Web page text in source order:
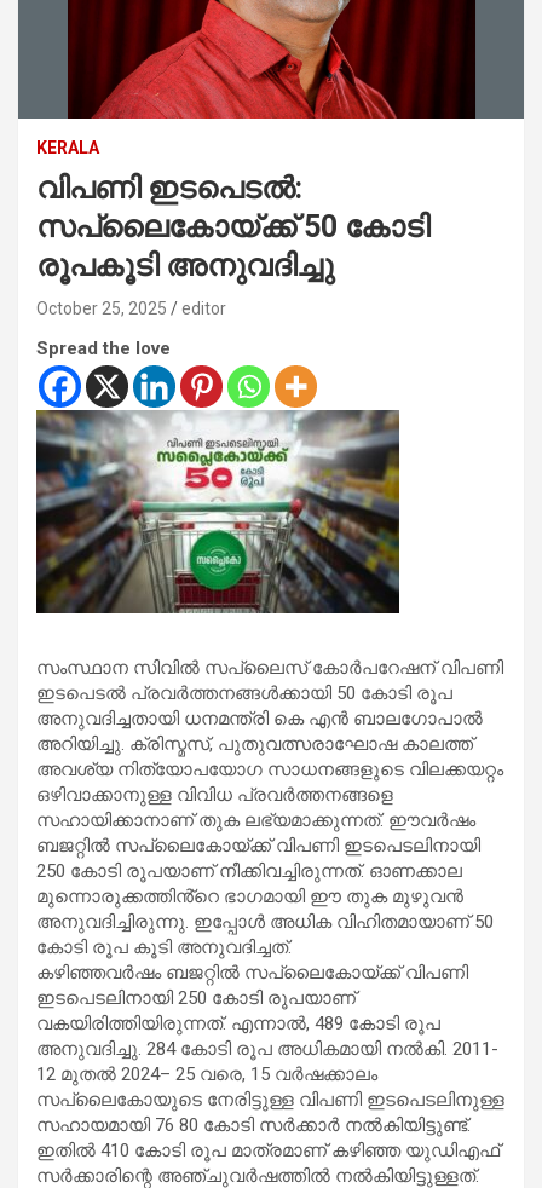
KERALA
വിപണി ഇടപെടൽ:
സപ്ലൈകോയ്‌ക്ക്‌ 50 കോടി
രൂപകൂടി അനുവദിച്ചു
October 25, 2025 editor
Spread the love
സംസ്ഥാന സിവിൽ സപ്ലൈസ്‌ കോർപറേഷന്‌ വിപണി
ഇടപെടൽ പ്രവർത്തനങ്ങൾക്കായി 50 കോടി രൂപ
അനുവദിച്ചതായി ധനമന്ത്രി കെ എൻ ബാലഗോപാൽ
അറിയിച്ചു. ക്രിസ്മസ്, പുതുവത്സരാഘോഷ കാലത്ത്
അവശ്യ നിത്യോപയോഗ സാധനങ്ങളുടെ വിലക്കയറ്റം
ഒഴിവാക്കാനുള്ള വിവിധ പ്രവർത്തനങ്ങളെ
സഹായിക്കാനാണ്‌ തുക ലഭ്യമാക്കുന്നത്‌. ഈവർഷം
ബജറ്റിൽ സപ്ലൈകോയ്‌ക്ക്‌ വിപണി ഇടപെടലിനായി
250 കോടി രൂപയാണ്‌ നീക്കിവച്ചിരുന്നത്. ഓണക്കാല
മുന്നൊരുക്കത്തിൻ്റെ ഭാഗമായി ഈ തുക മുഴുവൻ
അനുവദിച്ചിരുന്നു. ഇപ്പോൾ അധിക വിഹിതമായാണ് 50
കോടി രൂപ കൂടി അനുവദിച്ചത്.
കഴിഞ്ഞവർഷം ബജറ്റിൽ സപ്ലൈകോയ്ക്ക്‌ വിപണി
ഇടപെടലിനായി 250 കോടി രൂപയാണ്‌
വകയിരിത്തിയിരുന്നത്‌. എന്നാൽ, 489 കോടി രൂപ
അനുവദിച്ചു. 284 കോടി രൂപ അധികമായി നൽകി. 2011-
12 മുതൽ 2024– 25 വരെ, 15 വർഷക്കാലം
സപ്ലൈകോയുടെ നേരിട്ടുള്ള വിപണി ഇടപെടലിനുള്ള
സഹായമായി 76 80 കോടി സർക്കാർ നൽകിയിട്ടുണ്ട്‌.
ഇതിൽ 410 കോടി രൂപ മാത്രമാണ്‌ കഴിഞ്ഞ യുഡിഎഫ്‌
സർക്കാരിന്റെ അഞ്ചുവർഷത്തിൽ നൽകിയിട്ടുള്ളത്‌.